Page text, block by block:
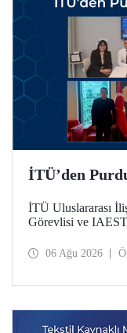
İTÜ’den
İTÜ Uluslararası
Görevlisi ve
Temmuz
06 Ağu 2026